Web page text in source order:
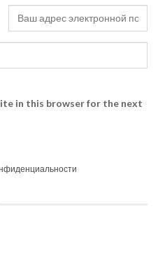
in this browser for the next